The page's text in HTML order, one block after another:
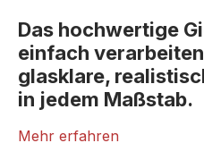
Das hochwertige
einfach
glasklare,
in jedem Maßstab.
Mit dem NOCH
Mehr erfahren